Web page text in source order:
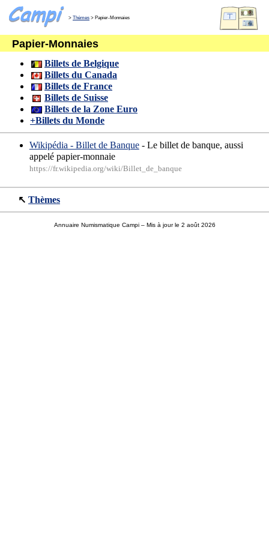
> Thèmes > Papier-Monnaies
Papier-Monnaies
Billets de Belgique
Billets du Canada
Billets de France
Billets de Suisse
Billets de la Zone Euro
+Billets du Monde
Wikipédia - Billet de Banque- Le billet de banque, aussi
appelé papier-monnaie
https://fr.wikipedia.org/wiki/Billet_de_banque
↖ Thèmes
Annuaire Numismatique Campi– Mis à jour le 2 août 2026